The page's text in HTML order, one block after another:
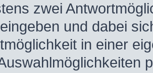
zwei
und dabei
in einer